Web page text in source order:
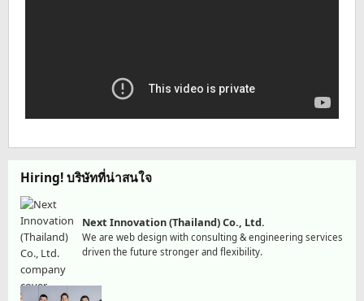
Hiring! บริษัทที่น่าสนใจ
Next Innovation (Thailand) Co., Ltd.
We are web design with consulting & engineering services
driven the future stronger and flexibility.